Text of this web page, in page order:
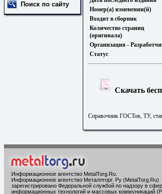
Поиск по сайту
Номер(а) изменении(й)
Входит в сборник
Количество страниц
(оригинала)
Организация -
Статус
Скачать
Справочник ГОСТов, ТУ,
Информационное агентство MetalTorg.Ru
Информационное агентство Металлторг. Ру (MetalTorg.Ru)
зарегистрировано Федеральной службой по надзору в
информационных технологий и массовых коммуникаций